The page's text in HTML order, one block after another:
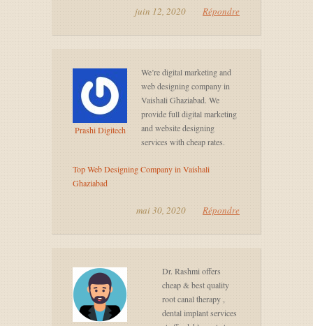
juin 12, 2020 Répondre
Prashi Digitech
We’re digital marketing and
web designing company in
Vaishali Ghaziabad. We
provide full digital marketing
and website designing
services with cheap rates.
Top Web Designing Company in Vaishali
Ghaziabad
mai 30, 2020 Répondre
Dr. Rashmi offers
cheap & best quality
root canal therapy ,
dental implant services